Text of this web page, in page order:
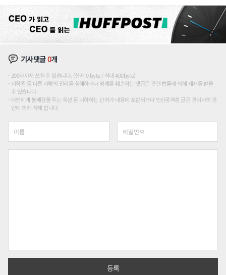
기사댓글0개
200자까지 쓰실 수 있습니다. (현재 0 byte / 최대 400byte)
저작권 등 다른 사람의 권리를 침해하거나 명예를 훼손하는 댓글은 관련 법률에 의해 제재를 받을
수 있습니다.
타인에게 불쾌감을 주는 욕설 등 비하하는 단어가 내용에 포함되거나 인신공격성 글은 관리자의 판
단에 의해 삭제 합니다.